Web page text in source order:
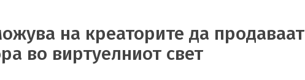
на креаторите да продаваат
во виртуелниот свет